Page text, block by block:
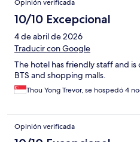
Opinión verificada
10/10 Excepcional
4 de abril de 2026
Traducir con Google
The hotel has friendly staff and
BTS and shopping malls.
Thou Yong Trevor, se hospedó 4
Opinión verificada